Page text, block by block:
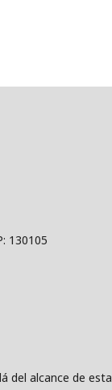
130105
del alcance de esta